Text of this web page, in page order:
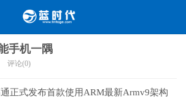
手机一隅
评论(0)
正式发布首款使用ARM最新Armv9架构